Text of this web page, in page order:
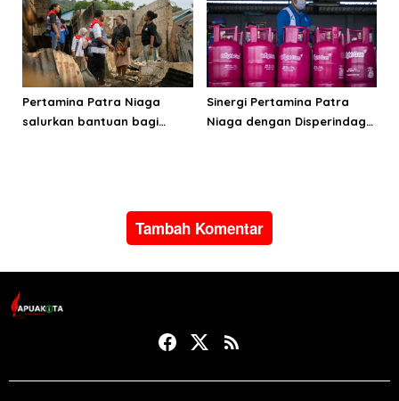
Manokwari
Pertamina Patra Niaga
salurkan bantuan bagi
Sinergi Pertamina Patra
Niaga dengan Disperindag
Tambah Komentar